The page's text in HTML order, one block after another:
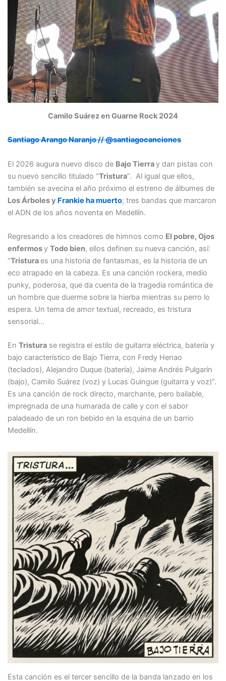
Camilo Suárez en Guarne Rock 2024
Santiago Arango Naranjo // @santiagocanciones
El 2026 augura nuevo disco de Bajo Tierray dan pistas con
su nuevo sencillo titulado “Tristura”. Al igual que ellos,
también se avecina el año próximo el estreno de álbumes de
Los Árboles y Frankie ha muerto; tres bandas que marcaron
el ADN de los años noventa en Medellín.
Regresando a los creadores de himnos como El pobre, Ojos
enfermosy Todo bien, ellos definen su nueva canción, así:
“Tristuraes una historia de fantasmas, es la historia de un
eco atrapado en la cabeza. Es una canción rockera, medio
punky, poderosa, que da cuenta de la tragedia romántica de
un hombre que duerme sobre la hierba mientras su perro lo
espera. Un tema de amor textual, recreado, es tristura
sensorial…
En Tristurase registra el estilo de guitarra eléctrica, batería y
bajo característico de Bajo Tierra, con Fredy Henao
(teclados), Alejandro Duque (batería), Jaime Andrés Pulgarín
(bajo), Camilo Suárez (voz) y Lucas Guingue (guitarra y voz)”.
Es una canción de rock directo, marchante, pero bailable,
impregnada de una humarada de calle y con el sabor
paladeado de un ron bebido en la esquina de un barrio
Medellín.
Esta canción es el tercer sencillo de la banda lanzado en los